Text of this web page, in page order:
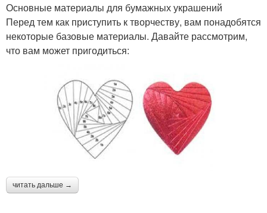
Основные материалы для бумажных украшений
Перед тем как приступить к творчеству, вам понадобятся
некоторые базовые материалы. Давайте рассмотрим,
что вам может пригодиться:
читать дальше →